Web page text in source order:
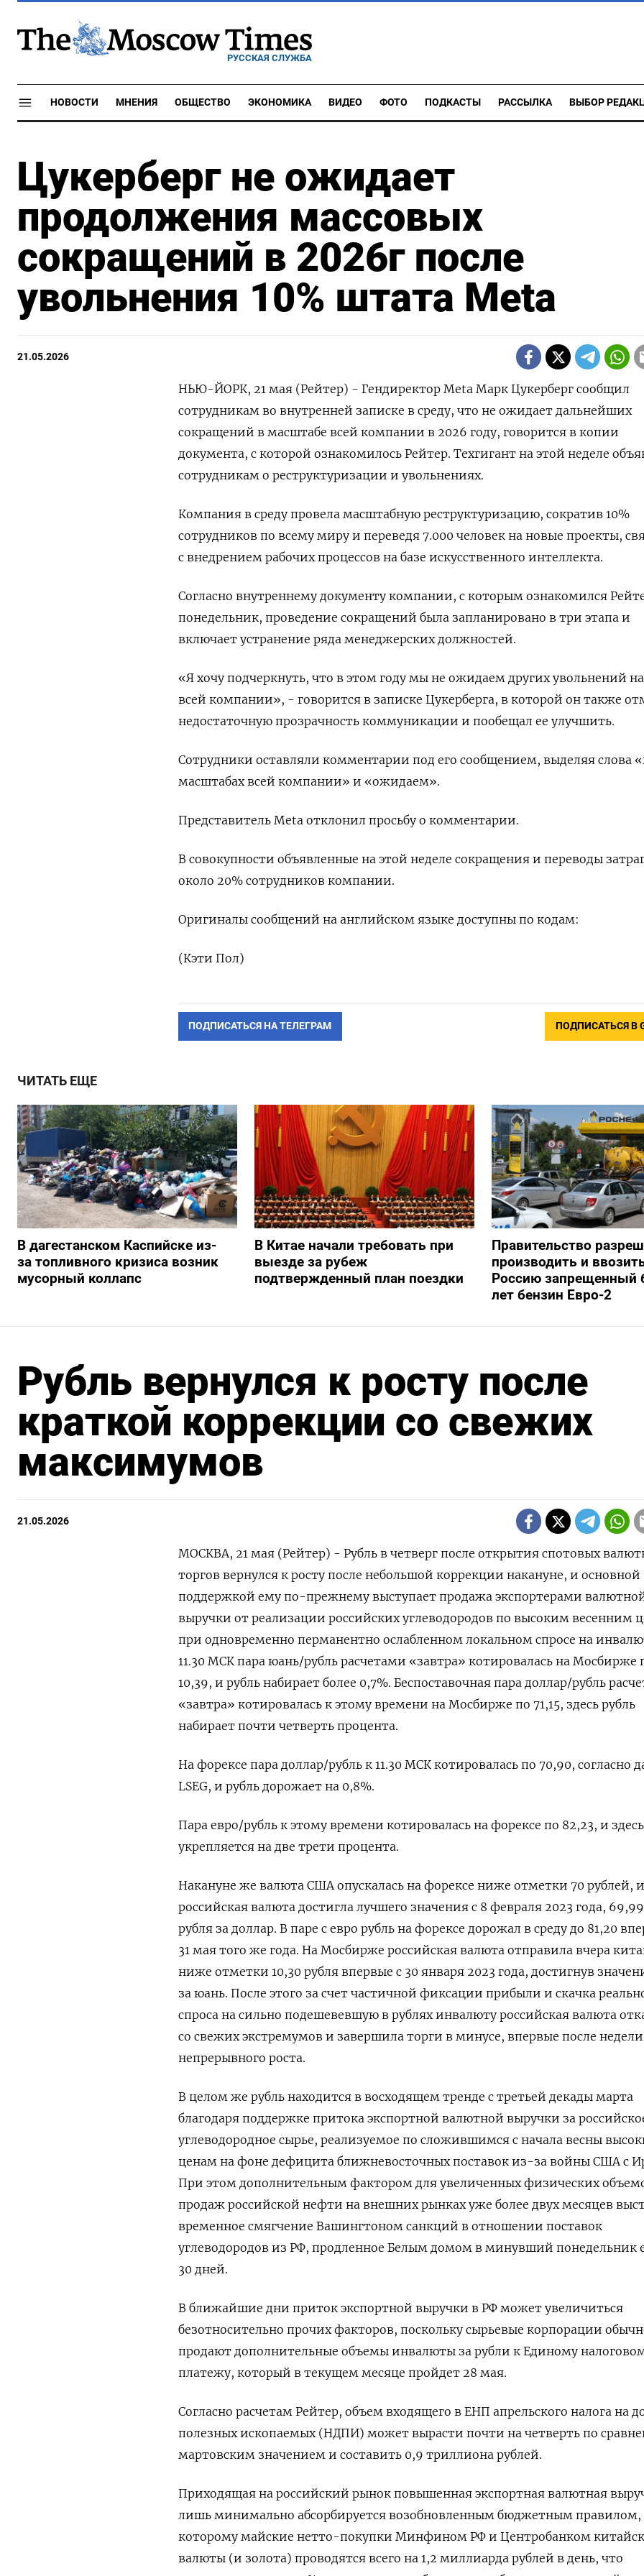
РУССКАЯ СЛУЖБА
НОВОСТИ МНЕНИЯ ОБЩЕСТВО ЭКОНОМИКА ВИДЕО ФОТО ПОДКАСТЫ РАССЫЛКА ВЫБОР
Цукерберг не ожидает
продолжения массовых
сокращений в 2026г после
увольнения 10% штата Meta
21.05.2026
НЬЮ-ЙОРК, 21 мая (Рейтер) - Гендиректор Meta Марк Цукерберг сообщил
сотрудникам во внутренней записке в среду, что не ‌ожидает дальнейших
сокращений в масштабе всей компании в 2026 году, говорится в копии
документа, с ​которой ознакомилось Рейтер. Техгигант ​на ​этой неделе
сотрудникам о реструктуризации и ‌увольнениях.
Компания в среду провела ‌масштабную реструктуризацию, сократив 10%
сотрудников по всему миру ​и переведя 7.000 человек на новые ‌проекты,
с внедрением рабочих процессов ​на базе искусственного интеллекта.
Согласно внутреннему документу компании, ‌с которым ознакомился
понедельник, проведение сокращений была запланировано в три этапа и ​
включает ​устранение ряда менеджерских ‌должностей.
«Я хочу подчеркнуть, что в этом ​году мы не ожидаем других увольнений
всей компании», - говорится в записке Цукерберга, в которой он также
недостаточную прозрачность коммуникации и пообещал ее улучшить.
Сотрудники оставляли комментарии под ​его сообщением, выделяя слова
⁠масштабах всей компании» и «ожидаем».
Представитель Meta отклонил просьбу о ‌комментарии.
В совокупности объявленные на этой неделе ‌сокращения и переводы
около 20% сотрудников ​компании.
Оригиналы сообщений на английском языке ‌доступны по кодам:
(Кэти Пол)
ПОДПИСАТЬСЯ НА ТЕЛЕГРАМ ПОДПИСАТЬСЯ В
ЧИТАТЬ ЕЩЕ
В дагестанском Каспийске из-
за топливного кризиса возник
мусорный коллапс
В Китае начали требовать при
выезде за рубеж
подтвержденный план поездки
Правительство
производить и
Россию запрещенный
лет бензин Евро-2
Рубль вернулся к росту после
краткой коррекции со свежих
максимумов
21.05.2026
МОСКВА, 21 мая (Рейтер) - Рубль в четверг после открытия спотовых
торгов вернулся к росту после небольшой коррекции накануне, и основной
поддержкой ему по-прежнему выступает продажа экспортерами
выручки от реализации российских углеводородов по высоким весенним
при одновременно перманентно ослабленном локальном спросе на
11.30 МСК пара юань/рубль расчетами «завтра» ‌котировалась на Мосбирже
10,39, и рубль набирает более 0,7%. Беспоставочная пара доллар/рубль
«завтра» котировалась к этому времени на Мосбирже по 71,15, здесь рубль
набирает почти четверть процента.
На форексе пара доллар/рубль к 11.30 МСК котировалась по 70,90, согласно
LSEG, и рубль дорожает на 0,8%.
Пара ​евро/рубль к этому времени котировалась на форексе по ​82,23, и
укрепляется на две ​трети процента.
Накануне же ⁠валюта США опускалась на форексе ниже отметки 70 рублей, и
российская валюта достигла лучшего значения с ‌8 февраля 2023 года,
рубля за доллар. В ‌паре с евро рубль на форексе дорожал в среду до 81,20
31 мая того же года. На Мосбирже российская валюта отправила ​вчера
ниже отметки 10,30 рубля впервые с 30 января 2023 года, достигнув
за юань. После этого ‌за счет частичной фиксации прибыли и скачка
спроса на сильно подешевевшую в рублях инвалюту российская валюта
со свежих экстремумов ​и завершила торги в минусе, впервые после недели
непрерывного роста.
В целом же рубль находится в восходящем тренде с третьей декады марта
‌благодаря поддержке притока экспортной валютной выручки за
углеводородное сырье, реализуемое по сложившимся с начала весны
ценам на фоне дефицита ближневосточных поставок из-за войны США с
При этом дополнительным фактором для увеличенных физических
продаж ​российской нефти на внешних рынках ​уже более двух месяцев
временное ‌смягчение Вашингтоном санкций в отношении поставок
углеводородов из РФ, продленное Белым домом в минувший понедельник
30 дней.
В ближайшие дни ​приток экспортной выручки в РФ может увеличиться
безотносительно прочих факторов, поскольку сырьевые корпорации
продают дополнительные объемы инвалюты за рубли к Единому
платежу, который в текущем месяце пройдет 28 мая.
Согласно расчетам Рейтер, объем входящего в ЕНП апрельского налога на
полезных ископаемых (НДПИ) может вырасти почти на четверть по
мартовским значением и составить 0,9 триллиона рублей.
Приходящая на российский рынок повышенная экспортная валютная
лишь минимально абсорбируется возобновленным бюджетным правилом,
которому майские нетто-покупки Минфином РФ и Центробанком
валюты (и золота) проводятся всего на 1,2 миллиарда рублей в день, что ​